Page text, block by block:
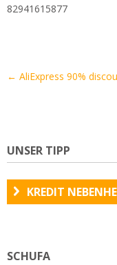
82941615877
Artikel-
← AliExpress 90%
UNSER TIPP
KREDIT
SCHUFA